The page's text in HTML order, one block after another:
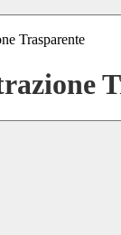
Trasparente